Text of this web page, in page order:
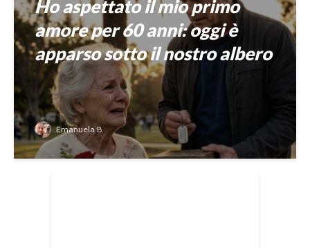
Ho aspettato il mio primo
amore per 60 anni: oggi è
apparso sotto il nostro albero
Emanuela B.